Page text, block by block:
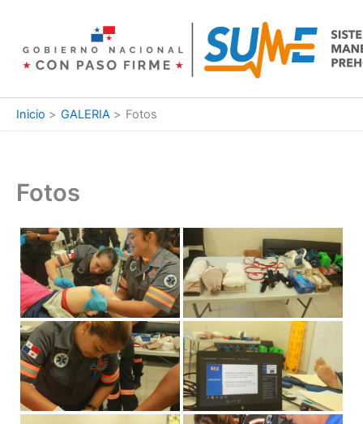
contenido
Inicio GALERIA Fotos
Fotos